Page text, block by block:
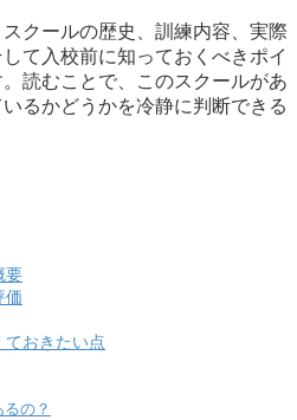
クールの歴史、訓練内容、実際
て入校前に知っておくべきポイ
読むことで、このスクールがあ
るかどうかを冷静に判断できる
要
価
ておきたい点
の？